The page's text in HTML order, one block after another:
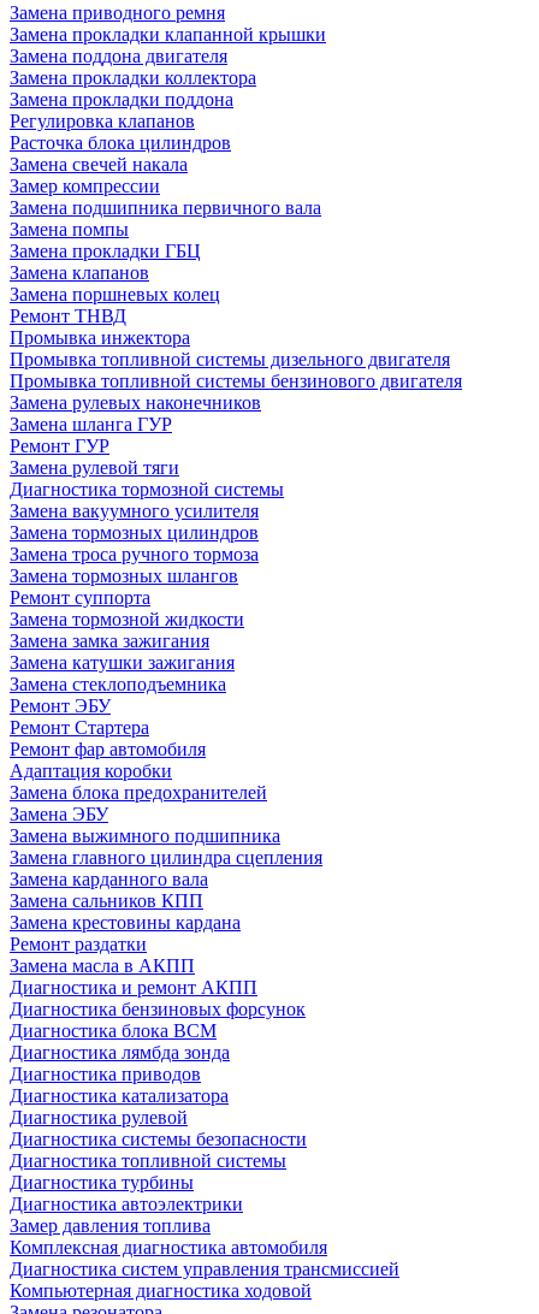
Замена приводного ремня
Замена прокладки клапанной крышки
Замена поддона двигателя
Замена прокладки коллектора
Замена прокладки поддона
Регулировка клапанов
Расточка блока цилиндров
Замена свечей накала
Замер компрессии
Замена подшипника первичного вала
Замена помпы
Замена прокладки ГБЦ
Замена клапанов
Замена поршневых колец
Ремонт ТНВД
Промывка инжектора
Промывка топливной системы дизельного двигателя
Промывка топливной системы бензинового двигателя
Замена рулевых наконечников
Замена шланга ГУР
Ремонт ГУР
Замена рулевой тяги
Диагностика тормозной системы
Замена вакуумного усилителя
Замена тормозных цилиндров
Замена троса ручного тормоза
Замена тормозных шлангов
Ремонт суппорта
Замена тормозной жидкости
Замена замка зажигания
Замена катушки зажигания
Замена стеклоподъемника
Ремонт ЭБУ
Ремонт Стартера
Ремонт фар автомобиля
Адаптация коробки
Замена блока предохранителей
Замена ЭБУ
Замена выжимного подшипника
Замена главного цилиндра сцепления
Замена карданного вала
Замена сальников КПП
Замена крестовины кардана
Ремонт раздатки
Замена масла в АКПП
Диагностика и ремонт АКПП
Диагностика бензиновых форсунок
Диагностика блока BCM
Диагностика лямбда зонда
Диагностика приводов
Диагностика катализатора
Диагностика рулевой
Диагностика системы безопасности
Диагностика топливной системы
Диагностика турбины
Диагностика автоэлектрики
Замер давления топлива
Комплексная диагностика автомобиля
Диагностика систем управления трансмиссией
Компьютерная диагностика ходовой